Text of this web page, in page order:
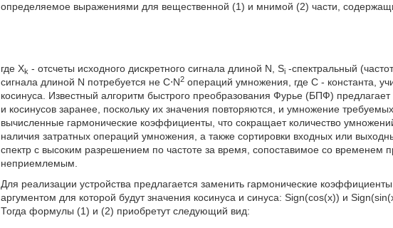
определяемое выражениями для вещественной (1) и мнимой (2) части,
где Xk - отсчеты исходного дискретного сигнала длиной N, Si -спектральный
сигнала длиной N потребуется не C⋅N2 операций умножения, где С - константа,
косинуса. Известный алгоритм быстрого преобразования Фурье (БПФ)
и косинусов заранее, поскольку их значения повторяются, и умножение
вычисленные гармонические коэффициенты, что сокращает количество
наличия затратных операций умножения, а также сортировки входных или
спектр с высоким разрешением по частоте за время, сопоставимое со временем
неприемлемым.
Для реализации устройства предлагается заменить гармонические
аргументом для которой будут значения косинуса и синуса: Sign(cos(x)) и
Тогда формулы (1) и (2) приобретут следующий вид: